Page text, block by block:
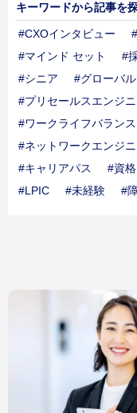
Environment
教育・研修制度
福利厚生
ワークライフバラ
Column 転職コ
Company 企
ダ
採用資料ダウンロ
よくある質
よくある質問
キーワードから記事を
#CXOインタビュー
#マインド セット
#
#シニア
#グローバル
#プリセールスエンジ
#ワークライフバランス
#ネットワークエンジ
#キャリアパス
#資格
#LPIC
#未経験 #